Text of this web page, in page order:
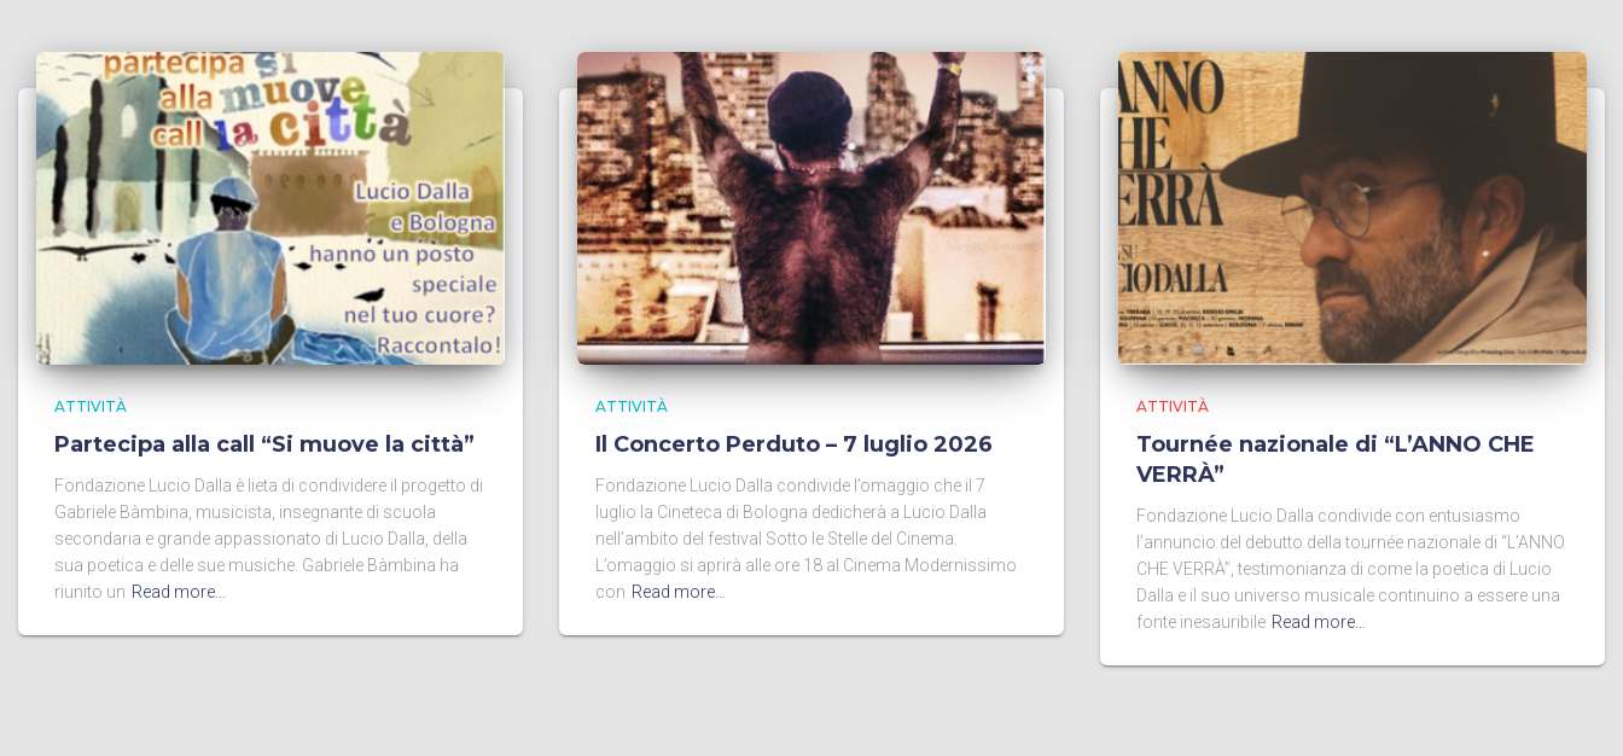
ATTIVITÀ
Partecipa alla call “Si muove la città”
Fondazione Lucio Dalla è lieta di condividere il progetto di
Gabriele Bàmbina, musicista, insegnante di scuola
secondaria e grande appassionato di Lucio Dalla, della
sua poetica e delle sue musiche. Gabriele Bàmbina ha
riunito un Read more…
ATTIVITÀ
Il Concerto Perduto – 7 luglio 2026
Fondazione Lucio Dalla condivide l’omaggio che il 7
luglio la Cineteca di Bologna dedicherà a Lucio Dalla
nell’ambito del festival Sotto le Stelle del Cinema.
L’omaggio si aprirà alle ore 18 al Cinema Modernissimo
con Read more…
ATTIVITÀ
Tournée nazionale di “L’ANNO CHE
VERRÀ”
Fondazione Lucio Dalla condivide con entusiasmo
l’annuncio del debutto della tournée nazionale di “L’ANNO
CHE VERRÀ”, testimonianza di come la poetica di Lucio
Dalla e il suo universo musicale continuino a essere una
fonte inesauribile Read more…